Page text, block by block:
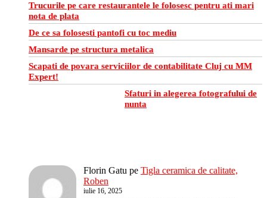
Trucurile pe care restaurantele le folosesc pentru ati mari
nota de plata
De ce sa folosesti pantofi cu toc mediu
Mansarde pe structura metalica
Scapati de povara serviciilor de contabilitate Cluj cu MM
Expert!
Sfaturi in alegerea fotografului de
nunta
Florin Gatu pe Tigla ceramica de calitate,
Roben
iulie 16, 2025